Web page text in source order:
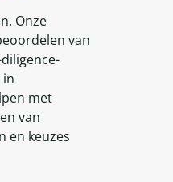
Onze
van
met
van
en keuzes